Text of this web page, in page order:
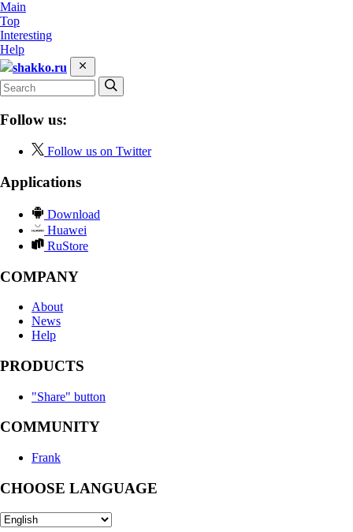
Main
Top
Interesting
Help
shakko.ru
Follow us:
Follow us on Twitter
Applications
Download
Huawei
RuStore
COMPANY
About
News
Help
PRODUCTS
"Share" button
COMMUNITY
Frank
CHOOSE LANGUAGE